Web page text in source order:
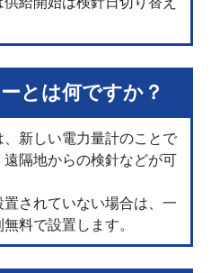
とは何ですか？
新しい電力量計のことで
隔地からの検針などが可
されていない場合は、一
料で設置します。